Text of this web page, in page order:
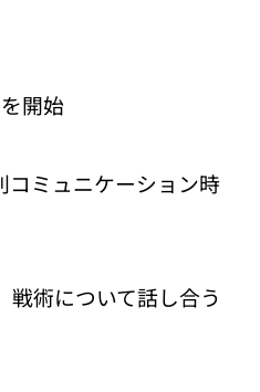
開始
コミュニケーション時
戦術について話し合う